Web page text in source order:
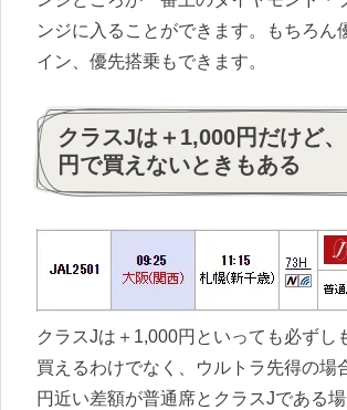
ンジに入ることができます。もちろん
イン、優先搭乗もできます。
クラスJは＋1,000円だけど
円で買えないときもある
クラスJは＋1,000円といっても必ずし
買えるわけでなく、ウルトラ先得の場
円近い差額が普通席とクラスJである